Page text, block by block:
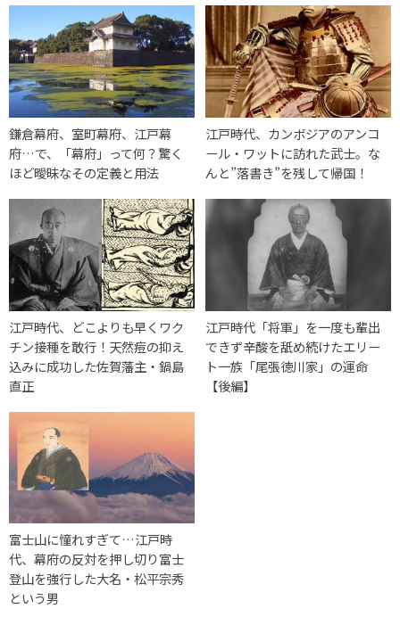
鎌倉幕府、室町幕府、江戸幕
府…で、「幕府」って何？驚く
ほど曖昧なその定義と用法
江戸時代、カンボジアのアンコ
ール・ワットに訪れた武士。な
んと”落書き”を残して帰国！
江戸時代、どこよりも早くワク
チン接種を敢行！天然痘の抑え
込みに成功した佐賀藩主・鍋島
直正
江戸時代「将軍」を一度も輩出
できず辛酸を舐め続けたエリー
ト一族「尾張徳川家」の運命
【後編】
富士山に憧れすぎて…江戸時
代、幕府の反対を押し切り富士
登山を強行した大名・松平宗秀
という男